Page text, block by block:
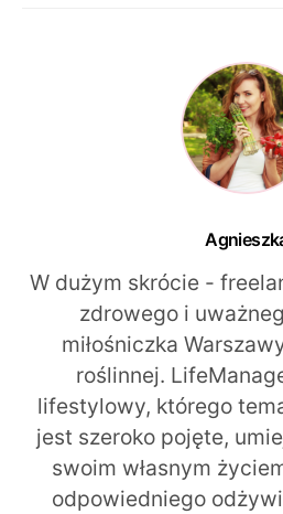
W dużym skrócie -
zdrowego i
miłośniczka
roślinnej.
lifestylowy, którego
jest szeroko pojęte,
swoim własnym
odpowiedniego